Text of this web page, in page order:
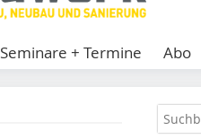
Seminare + Termine Abo